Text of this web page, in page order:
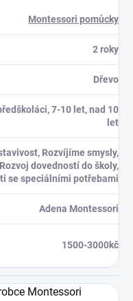
Montessori pomůcky
2 roky
Dřevo
7-10 let, nad 10
let
Rozvíjíme smysly,
dovedností do školy,
se speciálními potřebami
Adena Montessori
1500-3000kč
Montessori